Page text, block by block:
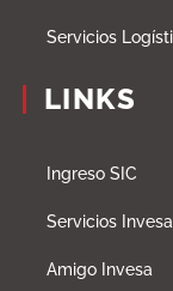
Servicios
LINKS
Ingreso SIC
Servicios Invesa
Amigo Invesa